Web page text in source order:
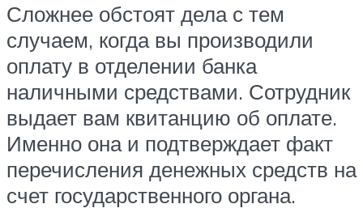
Сложнее обстоят дела с тем
случаем, когда вы производили
оплату в отделении банка
наличными средствами. Сотрудник
выдает вам квитанцию об оплате.
Именно она и подтверждает факт
перечисления денежных средств на
счет государственного органа.